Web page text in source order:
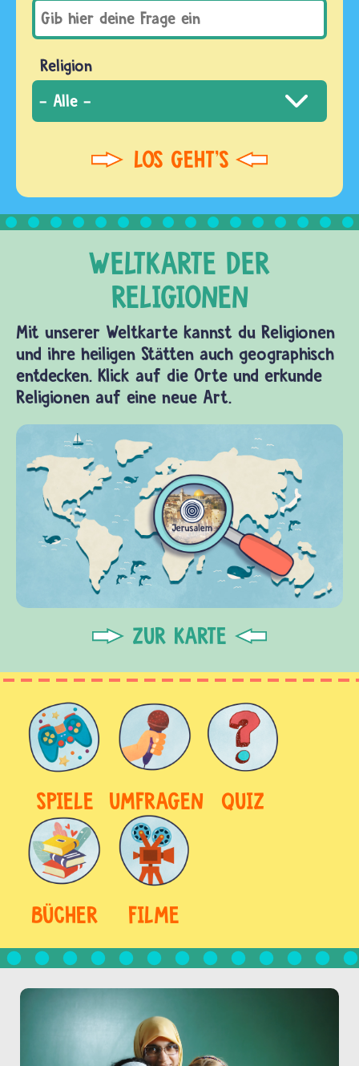
Religion
Mit unserer Weltkarte kannst du Religionen
und ihre heiligen Stätten auch geographisch
entdecken. Klick auf die Orte und erkunde
Religionen auf eine neue Art.
ZUR KARTE
SPIELE UMFRAGEN QUIZ
BÜCHER FILME